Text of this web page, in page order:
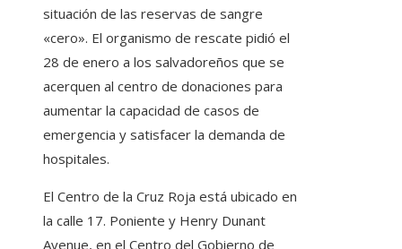
situación de las reservas de sangre
«cero». El organismo de rescate pidió el
28 de enero a los salvadoreños que se
acerquen al centro de donaciones para
aumentar la capacidad de casos de
emergencia y satisfacer la demanda de
hospitales.
El Centro de la Cruz Roja está ubicado en
la calle 17. Poniente y Henry Dunant
Avenue, en el Centro del Gobierno de